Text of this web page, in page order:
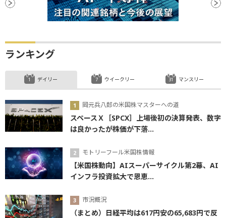
ランキング
デイリー
岡元兵八郎の米国株マスターへの道
スペースＸ［SPCX］上場後初の決算発表、数字
は良かったが株価が下落...
モトリーフール米国株情報
【米国株動向】AIスーパーサイクル第2幕、AI
インフラ投資拡大で恩恵...
市況概況
（まとめ）日経平均は617円安の65,683円で反
ウイークリー マンスリー